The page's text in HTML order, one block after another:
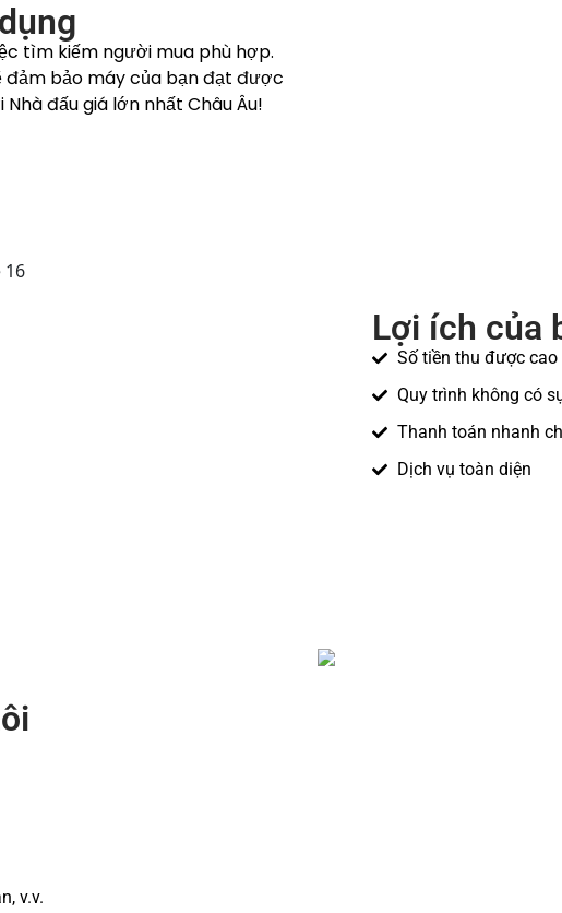
tìm kiếm người mua phù hợp.
đảm bảo máy của bạn đạt được
đấu giá lớn nhất Châu Âu!
Lợi ích của
Số tiền thu được cao
Quy trình không có
Thanh toán nhanh
Dịch vụ toàn diện
v.v.